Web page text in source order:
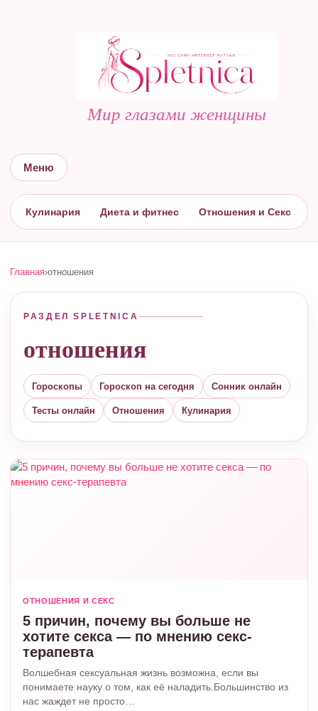
Мир глазами женщины
Меню
Кулинария Диета и фитнес Отношения и Секс
Главная›отношения
РАЗДЕЛ SPLETNICA
отношения
Гороскопы Гороскоп на сегодня Сонник онлайн
Тесты онлайн Отношения Кулинария
ОТНОШЕНИЯ И СЕКС
5 причин, почему вы больше не
хотите секса — по мнению секс-
терапевта
Волшебная сексуальная жизнь возможна, если вы
понимаете науку о том, как её наладить.Большинство из
нас жаждет не просто…